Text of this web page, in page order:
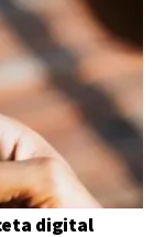
digital